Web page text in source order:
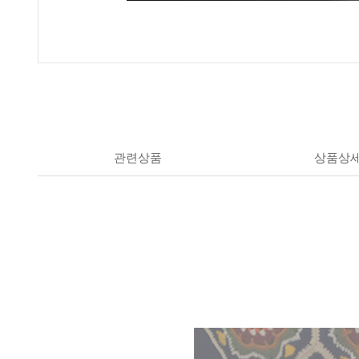
관련상품 상품상